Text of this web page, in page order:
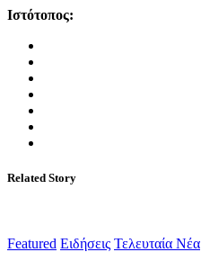
Ιστότοπος:
Related Story
Featured Ειδήσεις Τελευταία Νέα